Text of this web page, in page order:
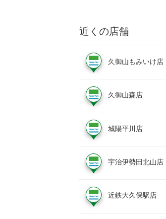
近くの店舗
久御山もみいけ店
久御山森店
城陽平川店
宇治伊勢田北山店
近鉄大久保駅店